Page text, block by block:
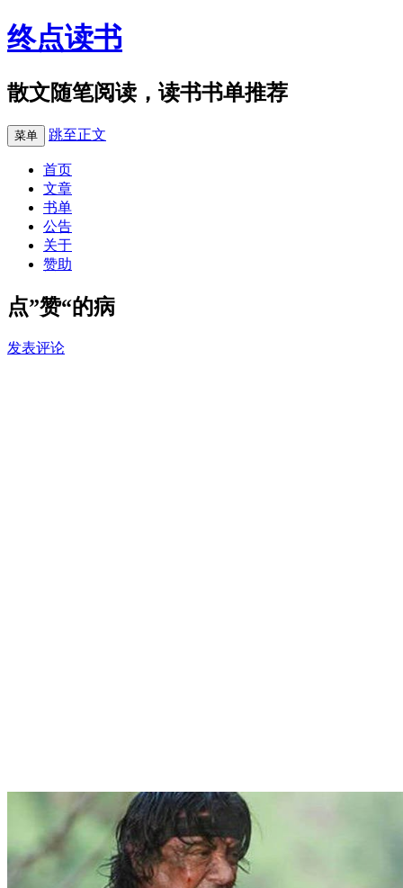
终点读书
散文随笔阅读，读书书单推荐
菜单 跳至正文
首页
文章
书单
公告
关于
赞助
点”赞“的病
发表评论